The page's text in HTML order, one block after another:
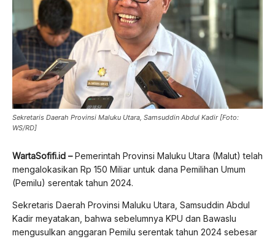
Sekretaris Daerah Provinsi Maluku Utara, Samsuddin Abdul Kadir [Foto:
WS/RD]
WartaSofifi.id –Pemerintah Provinsi Maluku Utara (Malut) telah
mengalokasikan Rp 150 Miliar untuk dana Pemilihan Umum
(Pemilu) serentak tahun 2024.
Sekretaris Daerah Provinsi Maluku Utara, Samsuddin Abdul
Kadir meyatakan, bahwa sebelumnya KPU dan Bawaslu
mengusulkan anggaran Pemilu serentak tahun 2024 sebesar